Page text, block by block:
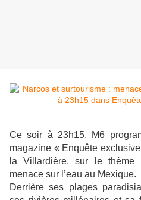
Ce soir à 23h15, M6
magazine « Enquête
la Villardière, sur le thème
menace sur l’eau au Mexique.
Derrière ses plages